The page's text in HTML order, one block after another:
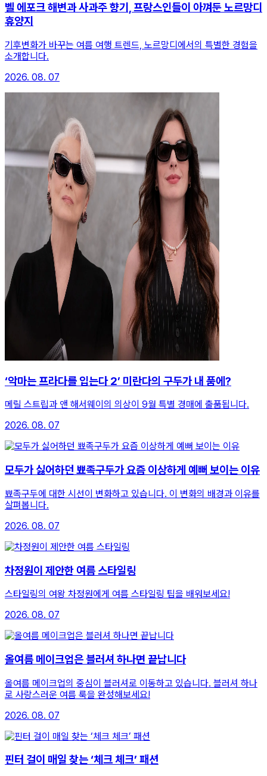
벨 에포크 해변과 사과주 향기, 프랑스인들이 아껴둔 노르망디
휴양지
기후변화가 바꾸는 여름 여행 트렌드, 노르망디에서의 특별한 경험을
소개합니다.
2026. 08. 07
‘악마는 프라다를 입는다 2’ 미란다의 구두가 내 품에?
메릴 스트립과 앤 해서웨이의 의상이 9월 특별 경매에 출품됩니다.
2026. 08. 07
모두가 싫어하던 뾰족구두가 요즘 이상하게 예뻐 보이는 이유
뾰족구두에 대한 시선이 변화하고 있습니다. 이 변화의 배경과 이유를
살펴봅니다.
2026. 08. 07
차정원이 제안한 여름 스타일링
스타일링의 여왕 차정원에게 여름 스타일링 팁을 배워보세요!
2026. 08. 07
올여름 메이크업은 블러셔 하나면 끝납니다
올여름 메이크업의 중심이 블러셔로 이동하고 있습니다. 블러셔 하나
로 사랑스러운 여름 룩을 완성해보세요!
2026. 08. 07
핀터 걸이 매일 찾는 ‘체크 체크’ 패션